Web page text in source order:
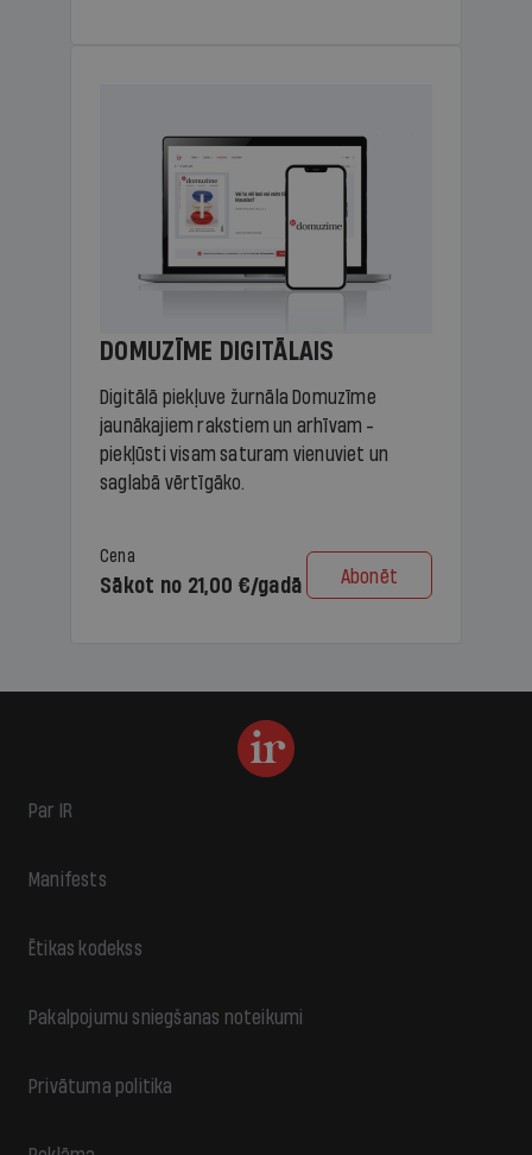
DOMUZĪME DIGITĀLAIS
Digitālā piekļuve žurnāla Domuzīme
jaunākajiem rakstiem un arhīvam -
piekļūsti visam saturam vienuviet un
saglabā vērtīgāko.
Cena
Sākot no 21,00 €/gadā Abonēt
Par IR
Manifests
Ētikas kodekss
Pakalpojumu sniegšanas noteikumi
Privātuma politika